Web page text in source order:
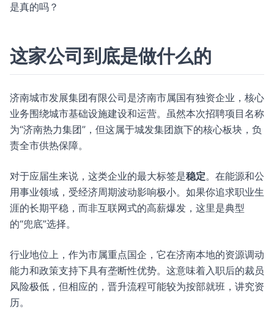
是真的吗？
这家公司到底是做什么的
济南城市发展集团有限公司是济南市属国有独资企业，核心
业务围绕城市基础设施建设和运营。虽然本次招聘项目名称
为“济南热力集团”，但这属于城发集团旗下的核心板块，负
责全市供热保障。
对于应届生来说，这类企业的最大标签是稳定。在能源和公
用事业领域，受经济周期波动影响极小。如果你追求职业生
涯的长期平稳，而非互联网式的高薪爆发，这里是典型
的“兜底”选择。
行业地位上，作为市属重点国企，它在济南本地的资源调动
能力和政策支持下具有垄断性优势。这意味着入职后的裁员
风险极低，但相应的，晋升流程可能较为按部就班，讲究资
历。